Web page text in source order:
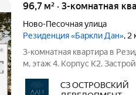
96,7 м² · 3-комнатная
Ново-Песочная улица
Резиденция «Баркли Дан», 2
3-комнатная квартира в
м, этаж 4. Корпус К2.
ипотека. Квартира в жилом
СЗ ОСТРОВСКИЙ